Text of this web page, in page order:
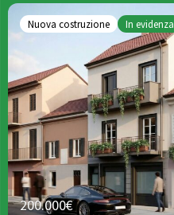
Nuova costruzione In evidenza
200.000€